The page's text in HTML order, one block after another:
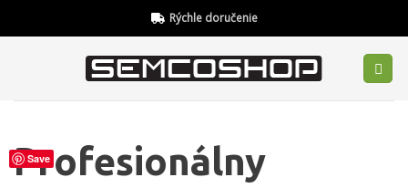
to
Rýchle doručenie
Profesionálny
Save